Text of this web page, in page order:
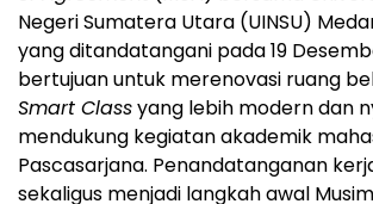
Negeri Sumatera Utara (UINSU)
yang ditandatangani pada 19
bertujuan untuk merenovasi ruang
Smart Classyang lebih modern dan
mendukung kegiatan akademik
Pascasarjana. Penandatanganan
sekaligus menjadi langkah awal